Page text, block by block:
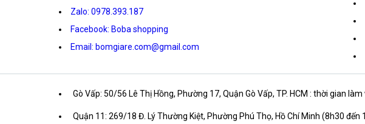
Zalo: 0978.393.187
Facebook: Boba shopping
Email: bomgiare.com@gmail.com
Gò Vấp: 50/56 Lê Thị Hồng, Phường 17, Quận Gò Vấp, TP. HCM : thời gian
Quận 11: 269/18 Đ. Lý Thường Kiệt, Phường Phú Thọ, Hồ Chí Minh (8h30 đến